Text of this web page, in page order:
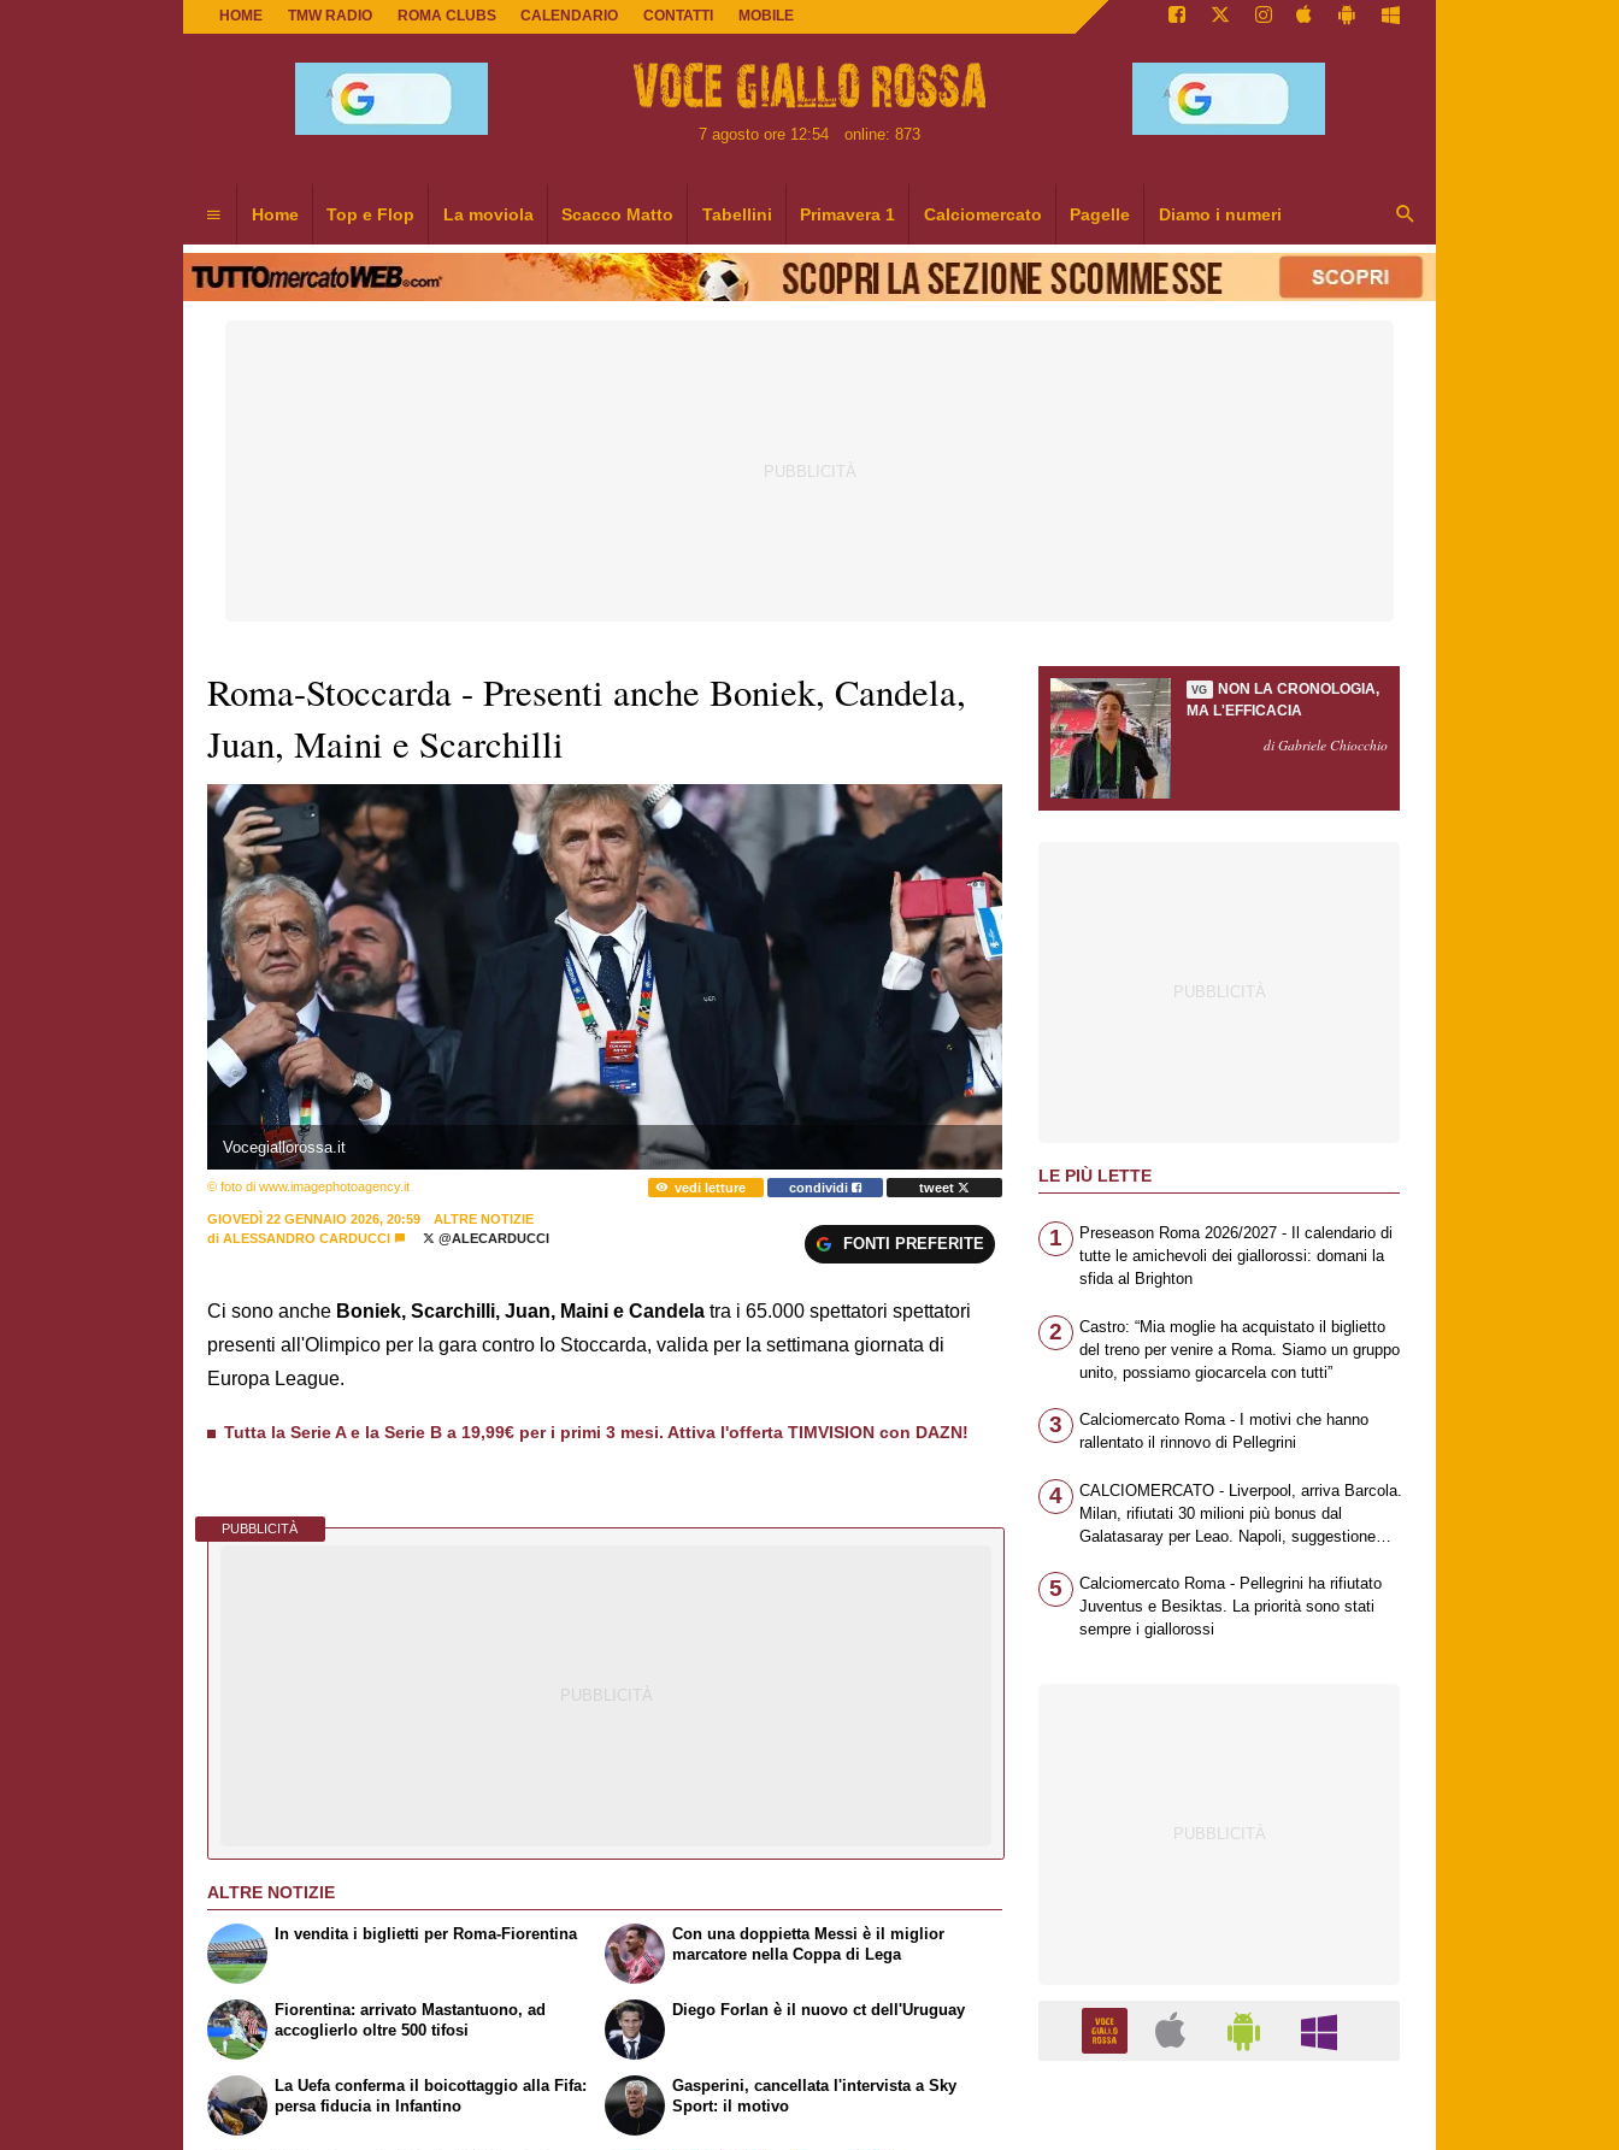
HOME TMW RADIO ROMA CLUBS CALENDARIO CONTATTI MOBILE
7 agosto ore 12:54 online: 873
Home Top e Flop La moviola Scacco Matto Tabellini Primavera 1 Calciomercato Pagelle Diamo i numeri
Roma-Stoccarda - Presenti anche Boniek, Candela,
Juan, Maini e Scarchilli
Vocegiallorossa.it
© foto di www.imagephotoagency.it vedi letture condividi tweet
GIOVEDÌ 22 GENNAIO 2026, 20:59
ALTRE NOTIZIE
di ALESSANDRO CARDUCCI @ALECARDUCCI FONTI PREFERITE
Ci sono anche Boniek, Scarchilli, Juan, Maini e Candela tra i 65.000 spettatori spettatori
presenti all'Olimpico per la gara contro lo Stoccarda, valida per la settimana giornata di
Europa League.
Tutta la Serie A e la Serie B a 19,99€ per i primi 3 mesi. Attiva l'offerta TIMVISION con DAZN!
PUBBLICITÀ
ALTRE NOTIZIE
In vendita i biglietti per Roma-Fiorentina
Fiorentina: arrivato Mastantuono, ad
accoglierlo oltre 500 tifosi
Con una doppietta Messi è il miglior
marcatore nella Coppa di Lega
Diego Forlan è il nuovo ct dell'Uruguay
La Uefa conferma il boicottaggio alla Fifa:
persa fiducia in Infantino
Gasperini, cancellata l'intervista a Sky
Sport: il motivo
VG
NON LA CRONOLOGIA,
MA L'EFFICACIA
di Gabriele Chiocchio
LE PIÙ LETTE
1
Preseason Roma 2026/2027 - Il calendario di
tutte le amichevoli dei giallorossi: domani la
sfida al Brighton
2
Castro: “Mia moglie ha acquistato il biglietto
del treno per venire a Roma. Siamo un gruppo
unito, possiamo giocarcela con tutti”
3
Calciomercato Roma - I motivi che hanno
rallentato il rinnovo di Pellegrini
4
CALCIOMERCATO - Liverpool, arriva Barcola.
Milan, rifiutati 30 milioni più bonus dal
Galatasaray per Leao. Napoli, suggestione
di Mastantuono
5
Calciomercato Roma - Pellegrini ha rifiutato
Juventus e Besiktas. La priorità sono stati
sempre i giallorossi